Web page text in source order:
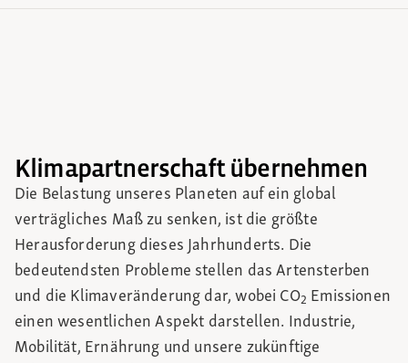
Klimapartnerschaft übernehmen
Die Belastung unseres Planeten auf ein global
verträgliches Maß zu senken, ist die größte
Herausforderung dieses Jahrhunderts. Die
bedeutendsten Probleme stellen das Artensterben
und die Klimaveränderung dar, wobei CO2
Emissionen
einen wesentlichen Aspekt darstellen. Industrie,
Mobilität, Ernährung und unsere zukünftige